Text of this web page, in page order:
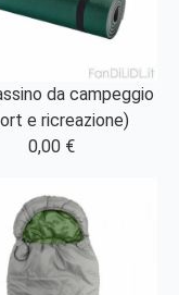
da campeggio
e ricreazione)
0,00 €